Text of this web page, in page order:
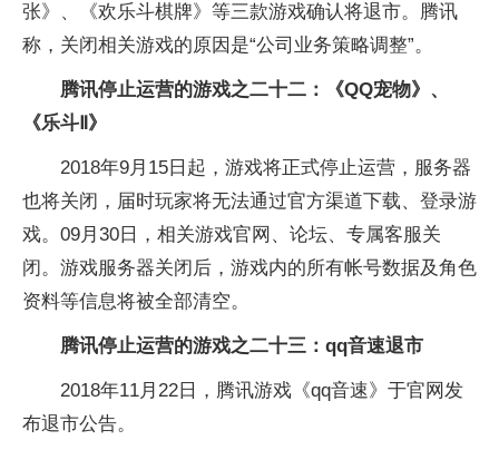
张》、《欢乐斗棋牌》等三款游戏确认将退市。腾讯
称，关闭相关游戏的原因是“公司业务策略调整”。
腾讯停止运营的游戏之二十二：《QQ宠物》、
《乐斗Ⅱ》
2018年9月15日起，游戏将正式停止运营，服务器
也将关闭，届时玩家将无法通过官方渠道下载、登录游
戏。09月30日，相关游戏官网、论坛、专属客服关
闭。游戏服务器关闭后，游戏内的所有帐号数据及角色
资料等信息将被全部清空。
腾讯停止运营的游戏之二十三：qq音速退市
2018年11月22日，腾讯游戏《qq音速》于官网发
布退市公告。